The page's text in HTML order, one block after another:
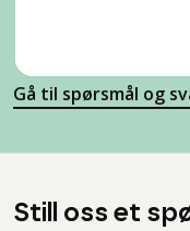
Gå til spørsmål og
Still oss et